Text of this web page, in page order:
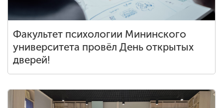
Факультет психологии Мининского
университета провёл День открытых
дверей!